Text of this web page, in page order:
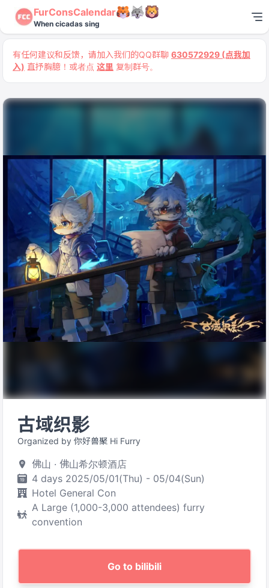
FurConsCalendar
When cicadas sing
有任何建议和反馈，请加入我们的QQ群聊 630572929 (点我加
入) 直抒胸臆！或者点 这里 复制群号。
古域织影
Organized by 你好兽聚 Hi Furry
佛山 · 佛山希尔顿酒店
4 days 2025/05/01(Thu) - 05/04(Sun)
Hotel General Con
A Large (1,000-3,000 attendees) furry
convention
Go to bilibili